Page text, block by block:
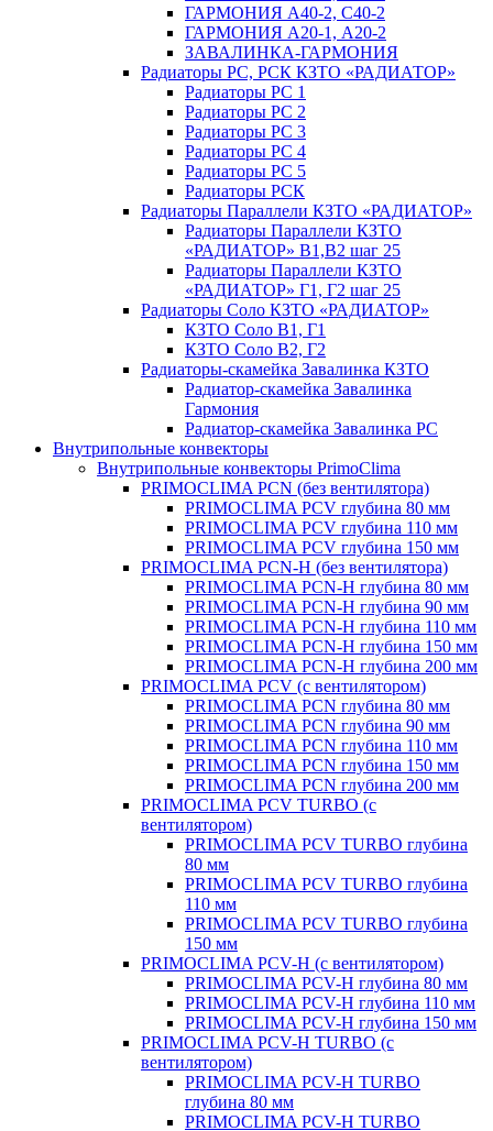
ГАРМОНИЯ А40-2, С40-2
ГАРМОНИЯ А20-1, А20-2
ЗАВАЛИНКА-ГАРМОНИЯ
Радиаторы РС, РСК КЗТО «РАДИАТОР»
Радиаторы РС 1
Радиаторы РС 2
Радиаторы РС 3
Радиаторы РС 4
Радиаторы РС 5
Радиаторы РСК
Радиаторы Параллели КЗТО «РАДИАТОР»
Радиаторы Параллели КЗТО
«РАДИАТОР» В1,В2 шаг 25
Радиаторы Параллели КЗТО
«РАДИАТОР» Г1, Г2 шаг 25
Радиаторы Соло КЗТО «РАДИАТОР»
КЗТО Соло В1, Г1
КЗТО Соло В2, Г2
Радиаторы-скамейка Завалинка КЗТО
Радиатор-скамейка Завалинка
Гармония
Радиатор-скамейка Завалинка РС
Внутрипольные конвекторы
Внутрипольные конвекторы PrimoClima
PRIMOCLIMA PCN (без вентилятора)
PRIMOCLIMA PCV глубина 80 мм
PRIMOCLIMA PCV глубина 110 мм
PRIMOCLIMA PCV глубина 150 мм
PRIMOCLIMA PCN-H (без вентилятора)
PRIMOCLIMA PCN-H глубина 80 мм
PRIMOCLIMA PCN-H глубина 90 мм
PRIMOCLIMA PCN-H глубина 110 мм
PRIMOCLIMA PCN-H глубина 150 мм
PRIMOCLIMA PCN-H глубина 200 мм
PRIMOCLIMA PCV (c вентилятором)
PRIMOCLIMA PCN глубина 80 мм
PRIMOCLIMA PCN глубина 90 мм
PRIMOCLIMA PCN глубина 110 мм
PRIMOCLIMA PCN глубина 150 мм
PRIMOCLIMA PCN глубина 200 мм
PRIMOCLIMA PCV TURBO (c
вентилятором)
PRIMOCLIMA PCV TURBO глубина
80 мм
PRIMOCLIMA PCV TURBO глубина
110 мм
PRIMOCLIMA PCV TURBO глубина
150 мм
PRIMOCLIMA PCV-H (c вентилятором)
PRIMOCLIMA PCV-H глубина 80 мм
PRIMOCLIMA PCV-H глубина 110 мм
PRIMOCLIMA PCV-H глубина 150 мм
PRIMOCLIMA PCV-H TURBO (c
вентилятором)
PRIMOCLIMA PCV-H TURBO
глубина 80 мм
PRIMOCLIMA PCV-H TURBO